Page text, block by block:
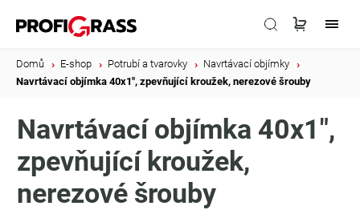
Domů E-shop Potrubí a tvarovky Navrtávací objímky
Navrtávací objímka 40x1", zpevňující kroužek, nerezové šrouby
Navrtávací objímka 40x1",
zpevňující kroužek,
nerezové šrouby